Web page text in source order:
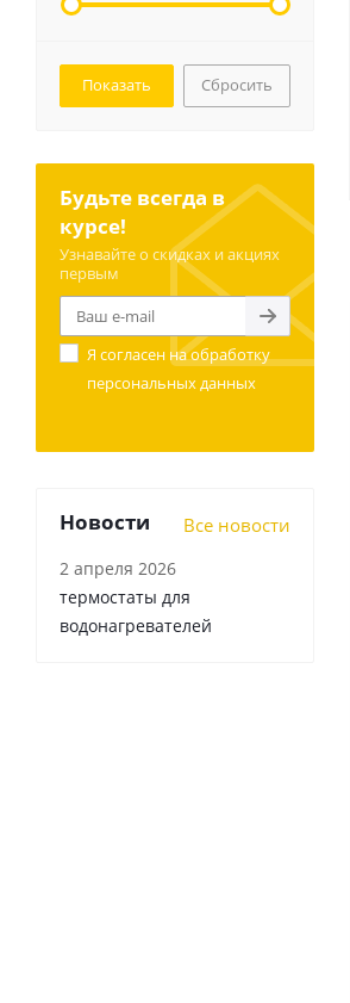
Сбросить
Будьте всегда в
курсе!
Узнавайте о скидках и акциях
первым
Я согласен наобработку
персональных данных
Новости Все новости
2 апреля 2026
термостаты для
водонагревателей